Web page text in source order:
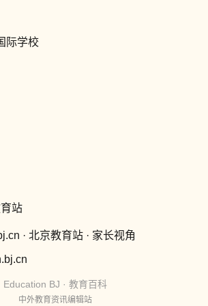
际学校
站
· 北京教育站 · 家长视角
Education BJ · 教育百科
中外教育资讯编辑站